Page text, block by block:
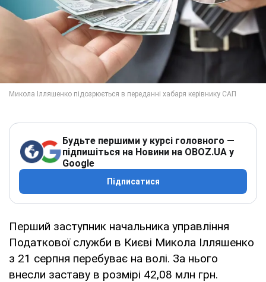
Будьте першими у курсі головного —
підпишіться на Новини на OBOZ.UA у
Google
Підписатися
Перший заступник начальника управління
Податкової служби в Києві Микола Ілляшенко
з 21 серпня перебуває на волі. За нього
внесли заставу в розмірі 42,08 млн грн.